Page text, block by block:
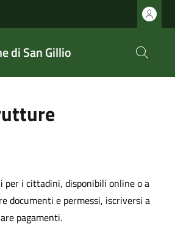
di San Gillio
per i cittadini, disponibili online o a
documenti e permessi, iscriversi a
pagamenti.